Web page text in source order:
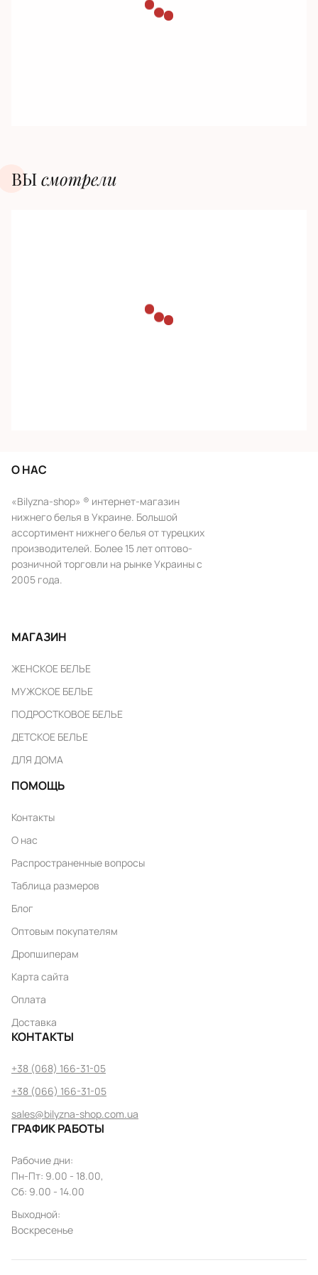
ВЫсмотрели
О НАС
«Bilyzna-shop» ® интернет-магазин
нижнего белья в Украине. Большой
ассортимент нижнего белья от турецких
производителей. Более 15 лет оптово-
розничной торговли на рынке Украины с
2005 года.
МАГАЗИН
ЖЕНСКОЕ БЕЛЬЕ
МУЖСКОЕ БЕЛЬЕ
ПОДРОСТКОВОЕ БЕЛЬЕ
ДЕТСКОЕ БЕЛЬЕ
ДЛЯ ДОМА
ПОМОЩЬ
Контакты
О нас
Распространенные вопросы
Таблица размеров
Блог
Оптовым покупателям
Дропшиперам
Карта сайта
Оплата
Доставка
КОНТАКТЫ
+38 (068) 166-31-05
+38 (066) 166-31-05
sales@bilyzna-shop.com.ua
ГРАФИК РАБОТЫ
Рабочие дни:
Пн-Пт: 9.00 - 18.00,
Сб: 9.00 - 14.00
Выходной:
Воскресенье